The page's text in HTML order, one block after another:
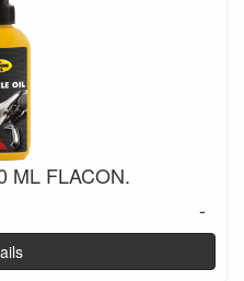
ML FLACON.
-